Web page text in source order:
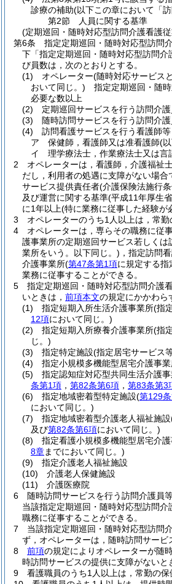
診療の補助(以下この章において「
第2節
人員に関する基準
(定期巡回・随時対応型訪問介護看護
第6条
指定定期巡回・随時対応型訪問
下「指定定期巡回・随時対応型訪問介
び員数は，次のとおりとする。
(1)
オペレーター(随時対応サービス
おいて同じ。) 指定定期巡回・随
必要な数以上
(2)
定期巡回サービスを行う訪問介
(3)
随時訪問サービスを行う訪問介
(4)
訪問看護サービスを行う看護師
ア
保健師，看護師又は准看護師(
イ
理学療法士，作業療法士又は
2
オペレーターは，看護師，介護福祉
だし，利用者の処遇に支障がない場
サービス提供責任者(介護保険法施行条
及び運営に関する基準(平成11年厚生
に1年以上(特に業務に従事した経験が
3
オペレーターのうち1人以上は，常
4
オペレーターは，専らその職務に従
護事業所の定期巡回サービス若しく
業所をいう。以下同じ。) ，指定訪問
介護事業所(第47条第1項に規定する
業務に従事することができる。
5
指定定期巡回・随時対応型訪問介護
いときは， 前項本文の規定にかかわら
(1)
指定短期入所生活介護事業所(指
12項において同じ。)
(2)
指定短期入所療養介護事業所(指
じ。)
(3)
指定特定施設(指定居宅サービス
(4)
指定小規模多機能型居宅介護事
(5)
指定認知症対応型共同生活介護
条第1項 ， 第82条第6項 ， 第83条第3
(6)
指定地域密着型特定施設(第129
において同じ。)
(7)
指定地域密着型介護老人福祉施設
及び第82条第6項において同じ。)
(8)
指定看護小規模多機能型居宅介
8章までにおいて同じ。)
(9)
指定介護老人福祉施設
(10)
介護老人保健施設
(11)
介護医療院
6
随時訪問サービスを行う訪問介護員
当該指定定期巡回・随時対応型訪問
職務に従事することができる。
7
当該指定定期巡回・随時対応型訪問
ず，オペレーターは，随時訪問サービ
8
前項の規定によりオペレーターが随
時訪問サービスの提供に支障がないと
9
看護職員のうち1人以上は，常勤の保